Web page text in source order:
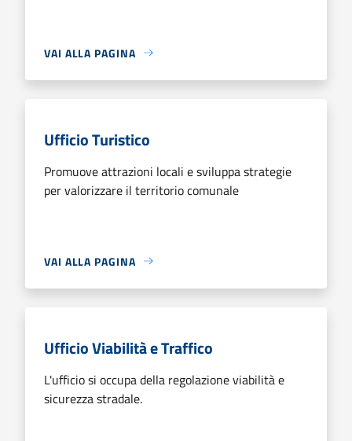
VAI ALLA PAGINA
Ufficio Turistico
Promuove attrazioni locali e sviluppa strategie
per valorizzare il territorio comunale
VAI ALLA PAGINA
Ufficio Viabilità e Traffico
L'ufficio si occupa della regolazione viabilità e
sicurezza stradale.